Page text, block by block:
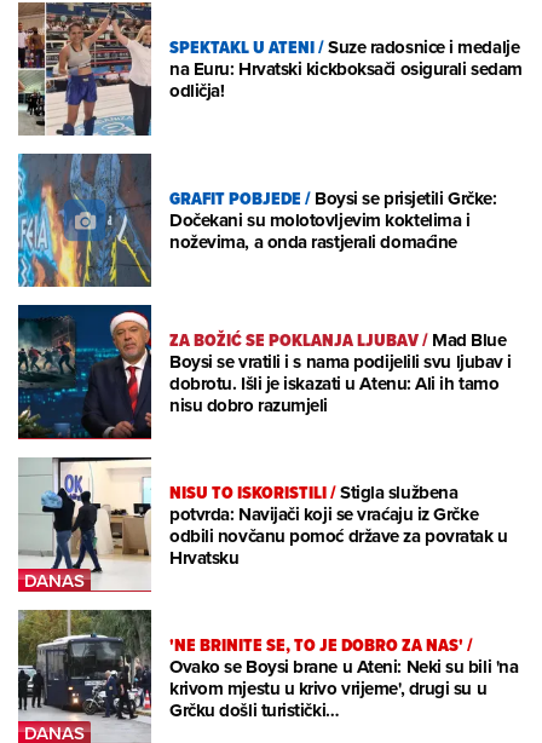
SPEKTAKL U ATENI/Suze radosnice i medalje
na Euru: Hrvatski kickboksači osigurali sedam
odličja!
GRAFIT POBJEDE/Boysi se prisjetili Grčke:
Dočekani su molotovljevim koktelima i
noževima, a onda rastjerali domaćine
ZA BOŽIĆ SE POKLANJA LJUBAV/Mad Blue
Boysi se vratili i s nama podijelili svu ljubav i
dobrotu. Išli je iskazati u Atenu: Ali ih tamo
nisu dobro razumjeli
NISU TO ISKORISTILI/Stigla službena
potvrda: Navijači koji se vraćaju iz Grčke
odbili novčanu pomoć države za povratak u
Hrvatsku
'NE BRINITE SE, TO JE DOBRO ZA NAS'/
Ovako se Boysi brane u Ateni: Neki su bili 'na
krivom mjestu u krivo vrijeme', drugi su u
Grčku došli turistički…